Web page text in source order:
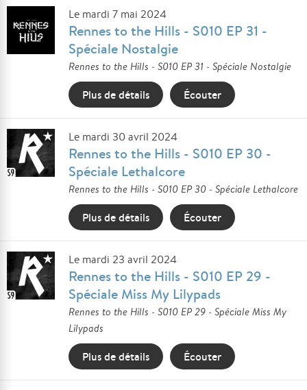
Le mardi 7 mai 2024
Rennes to the Hills - S010 EP 31 -
Spéciale Nostalgie
Rennes to the Hills - S010 EP 31 - Spéciale Nostalgie
Plus de détails Écouter
Le mardi 30 avril 2024
Rennes to the Hills - S010 EP 30 -
Spéciale Lethalcore
Rennes to the Hills - S010 EP 30 - Spéciale Lethalcore
Plus de détails Écouter
Le mardi 23 avril 2024
Rennes to the Hills - S010 EP 29 -
Spéciale Miss My Lilypads
Rennes to the Hills - S010 EP 29 - Spéciale Miss My
Lilypads
Plus de détails Écouter